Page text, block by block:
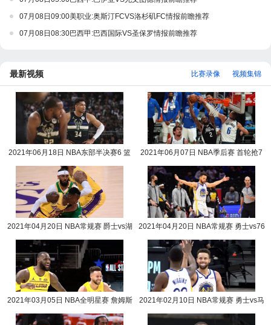
07月08日09:00美职业:奥斯汀FCVS洛杉矶FC情报前瞻推荐
07月08日08:30巴西甲:巴西国际VS圣保罗情报前瞻推荐
最新视频 视频集锦
比赛录像
2021年06月18日 NBA东部半决赛6 篮
2021年06月07日 NBA季后赛 首轮抢7
2021年04月20日 NBA常规赛 爵士vs湖
2021年04月20日 NBA常规赛 勇士vs76
2021年03月05日 NBA全明星赛 詹姆斯
2021年02月10日 NBA常规赛 勇士vs马